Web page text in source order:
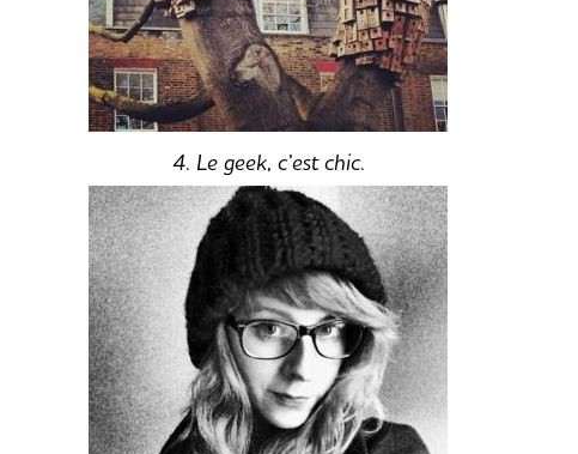
4. Le geek, c’est chic.